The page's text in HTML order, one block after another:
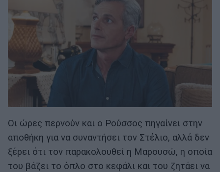
Οι ώρες περνούν και ο Ρούσσος πηγαίνει στην
αποθήκη για να συναντήσει τον Στέλιο, αλλά δεν
ξέρει ότι τον παρακολουθεί η Μαρουσώ, η οποία
του βάζει το όπλο στο κεφάλι και του ζητάει να